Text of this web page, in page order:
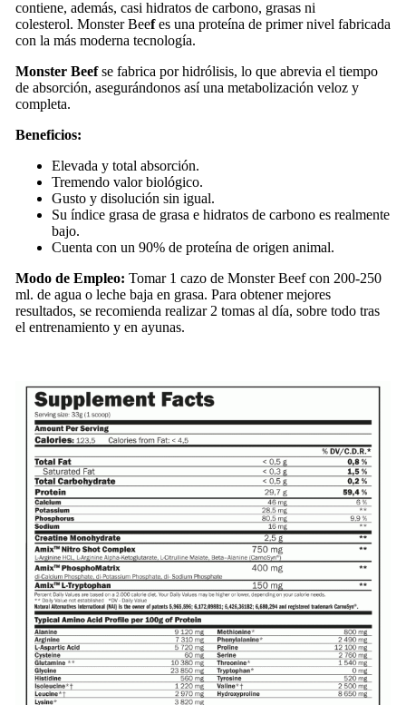
contiene, además, casi hidratos de carbono, grasas ni
colesterol. Monster Beefes una proteína de primer nivel fabricada
con la más moderna tecnología.
Monster Beefse fabrica por hidrólisis, lo que abrevia el tiempo
de absorción, asegurándonos así una metabolización veloz y
completa.
Beneficios:
Elevada y total absorción.
Tremendo valor biológico.
Gusto y disolución sin igual.
Su índice grasa de grasa e hidratos de carbono es realmente
bajo.
Cuenta con un 90% de proteína de origen animal.
Modo de Empleo: Tomar 1 cazo de Monster Beef con 200-250
ml. de agua o leche baja en grasa. Para obtener mejores
resultados, se recomienda realizar 2 tomas al día, sobre todo tras
el entrenamiento y en ayunas.